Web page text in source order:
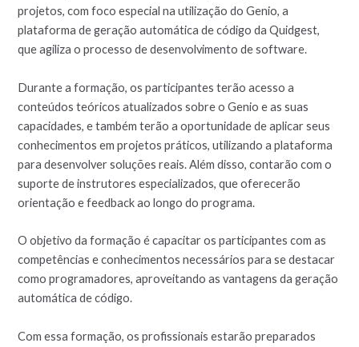
projetos, com foco especial na utilização do Genio, a
plataforma de geração automática de código da Quidgest,
que agiliza o processo de desenvolvimento de software.
Durante a formação, os participantes terão acesso a
conteúdos teóricos atualizados sobre o Genio e as suas
capacidades, e também terão a oportunidade de aplicar seus
conhecimentos em projetos práticos, utilizando a plataforma
para desenvolver soluções reais. Além disso, contarão com o
suporte de instrutores especializados, que oferecerão
orientação e feedback ao longo do programa.
O objetivo da formação é capacitar os participantes com as
competências e conhecimentos necessários para se destacar
como programadores, aproveitando as vantagens da geração
automática de código.
Com essa formação, os profissionais estarão preparados